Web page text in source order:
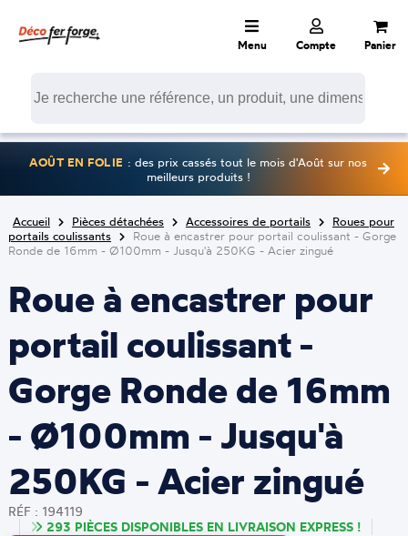
Menu Compte Panier
AOÛT EN FOLIE : des prix cassés tout le mois d'Août sur nos
meilleurs produits !
Accueil Pièces détachées Accessoires de portails
Roues pour
portails coulissants
Roue à encastrer pour portail coulissant - Gorge
Ronde de 16mm - Ø100mm - Jusqu'à 250KG - Acier zingué
Roue à encastrer pour
portail coulissant -
Gorge Ronde de 16mm
- Ø100mm - Jusqu'à
250KG - Acier zingué
RÉF : 194119
293 PIÈCES DISPONIBLES EN LIVRAISON EXPRESS !